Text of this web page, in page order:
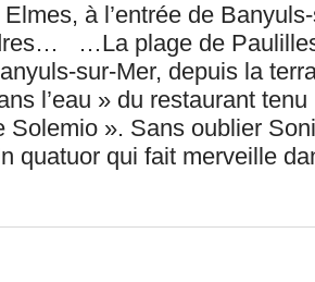
à l’entrée de
…La plage de
sur-Mer, depuis la
l’eau » du restaurant
Solemio ». Sans oublier
quatuor qui fait merveille